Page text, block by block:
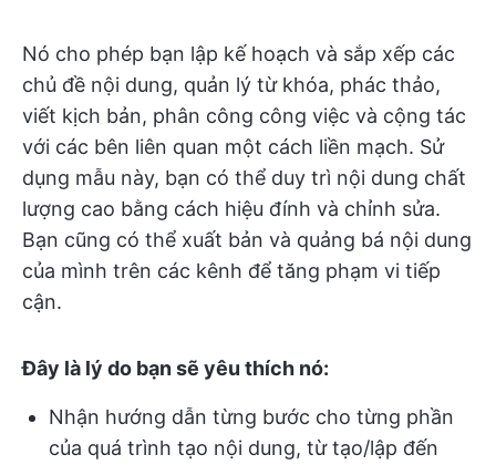
Nó cho phép bạn lập kế hoạch và sắp xếp các
chủ đề nội dung, quản lý từ khóa, phác thảo,
viết kịch bản, phân công công việc và cộng tác
với các bên liên quan một cách liền mạch. Sử
dụng mẫu này, bạn có thể duy trì nội dung chất
lượng cao bằng cách hiệu đính và chỉnh sửa.
Bạn cũng có thể xuất bản và quảng bá nội dung
của mình trên các kênh để tăng phạm vi tiếp
cận.
Đây là lý do bạn sẽ yêu thích nó:
Nhận hướng dẫn từng bước cho từng phần
của quá trình tạo nội dung, từ tạo/lập đến